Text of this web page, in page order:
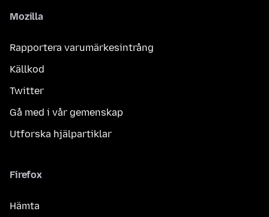
Mozilla
Rapportera varumärkesintrång
Källkod
Twitter
Gå med i vår gemenskap
Utforska hjälpartiklar
Firefox
Hämta